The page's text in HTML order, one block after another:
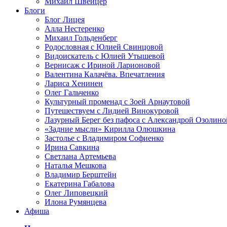
Блоги
Блог Лицея
Алла Нестеренко
Михаил Гольденберг
Родословная с Юлией Свинцовой
Видоискатель с Юлией Утышевой
Вернисаж с Ириной Ларионовой
Валентина Калачёва. Впечатления
Лариса Хенинен
Олег Гальченко
Культурный променад с Зоей Арнаутовой
Путешествуем с Лидией Винокуровой
Лазурный Берег без пафоса с Александрой
«Задние мысли» Кирилла Олюшкина
Застолье с Владимиром Софиенко
Ирина Савкина
Светлана Артемьева
Наталья Мешкова
Владимир Берштейн
Екатерина Габалова
Олег Липовецкий
Илона Румянцева
Афиша